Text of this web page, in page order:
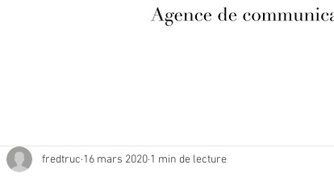
fredtruc 16 mars 2020 1 min de lecture